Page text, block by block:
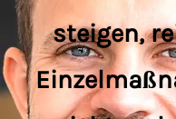
steigen,